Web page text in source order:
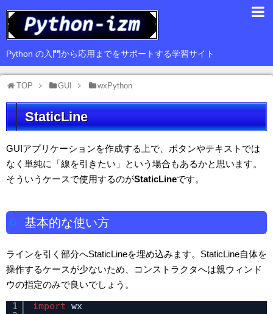
Python の入門から応用までをサポートする学習サイト
TOP GUI wxPython
StaticLine
GUIアプリケーションを作成する上で、ボタンやテキストでは
なく単純に「線を引きたい」という場合もあるかと思います。
そういうケースで使用するのがStaticLineです。
基本的な使い方
ラインを引く部分へStaticLineを埋め込みます。StaticLine自体を
操作するケースが少ないため、コンストラクタへは親ウィンド
ウの指定のみで良いでしょう。
1
import wx
入門編
基礎編
豆知識
サードパーティ
Web
データ解析